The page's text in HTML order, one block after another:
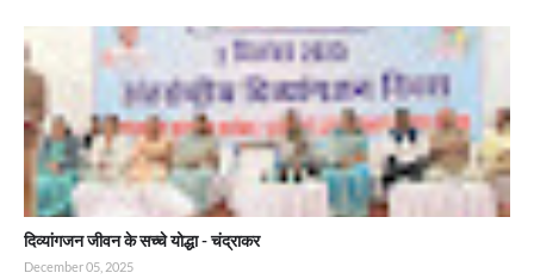
दिव्यांगजन जीवन के सच्चे योद्धा - चंद्राकर
December 05, 2025